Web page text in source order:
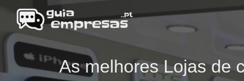
As melhores Lojas de